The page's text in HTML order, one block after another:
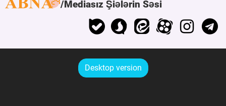
Mediasız Şiələrin Səsi
Desktop version